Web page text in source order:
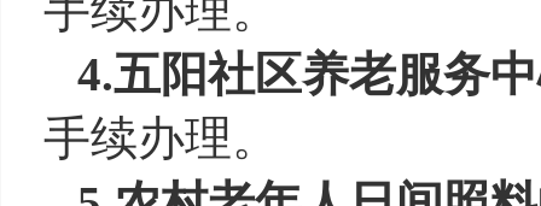
4.五阳社区养老服务
手续办理。